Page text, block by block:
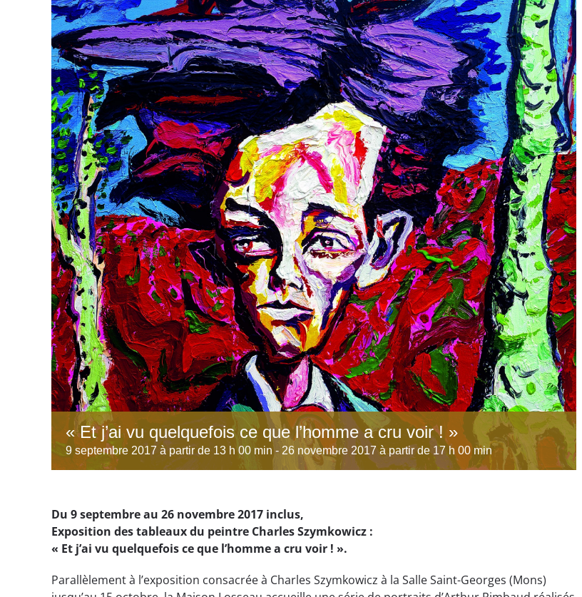
« Et j’ai vu quelquefois ce que l’homme a cru voir ! »
9 septembre 2017 à partir de 13 h 00 min - 26 novembre 2017 à partir de 17 h 00 min
Du 9 septembre au 26 novembre 2017 inclus,
Exposition des tableaux du peintre Charles Szymkowicz :
« Et j’ai vu quelquefois ce que l’homme a cru voir ! ».
Parallèlement à l’exposition consacrée à Charles Szymkowicz à la Salle Saint-Georges (Mons)